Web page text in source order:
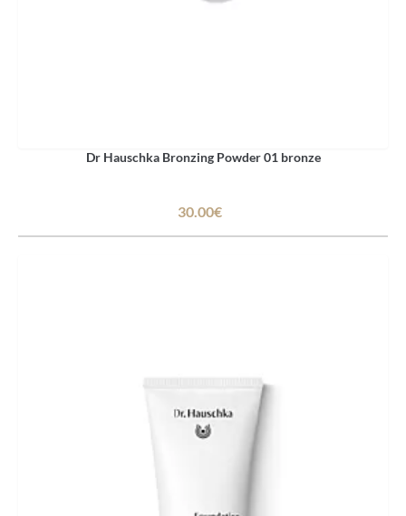
Dr Hauschka Bronzing Powder 01 bronze
30.00€